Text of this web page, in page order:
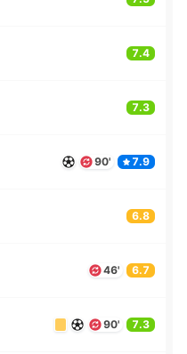
7.4
7.3
90' 7.9
6.8
46' 6.7
90' 7.3